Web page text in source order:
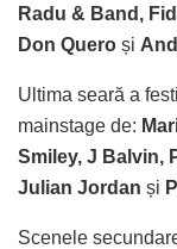
Radu & Band,
Don Quero și
Ultima seară a
mainstage de:
Smiley, J Balvin,
Julian Jordan și
Scenele